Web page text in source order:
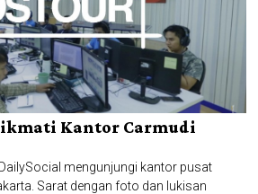
Kantor Carmudi
mengunjungi kantor pusat
Sarat dengan foto dan lukisan